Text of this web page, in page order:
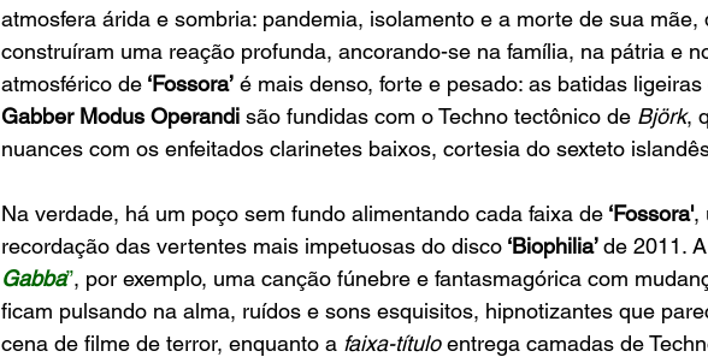
atmosfera árida e sombria: pandemia, isolamento e a morte de sua mãe,
construíram uma reação profunda, ancorando-se na família, na pátria e
atmosférico de ‘Fossora’ é mais denso, forte e pesado: as batidas
Gabber Modus Operandi são fundidas com o Techno tectônico de Björk,
nuances com os enfeitados clarinetes baixos, cortesia do sexteto
Na verdade, há um poço sem fundo alimentando cada faixa de ‘Fossora',
recordação das vertentes mais impetuosas do disco ‘Biophilia’ de 2011.
Gabba”, por exemplo, uma canção fúnebre e fantasmagórica com
ficam pulsando na alma, ruídos e sons esquisitos, hipnotizantes que
cena de filme de terror, enquanto a faixa-título entrega camadas de